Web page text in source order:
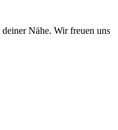
Nähe. Wir freuen uns